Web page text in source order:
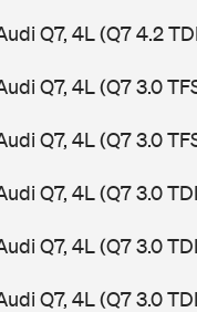
Q7, 4L (Q7 4.2
Q7, 4L (Q7 3.0
Q7, 4L (Q7 3.0
Q7, 4L (Q7 3.0
Q7, 4L (Q7 3.0
Q7, 4L (Q7 3.0